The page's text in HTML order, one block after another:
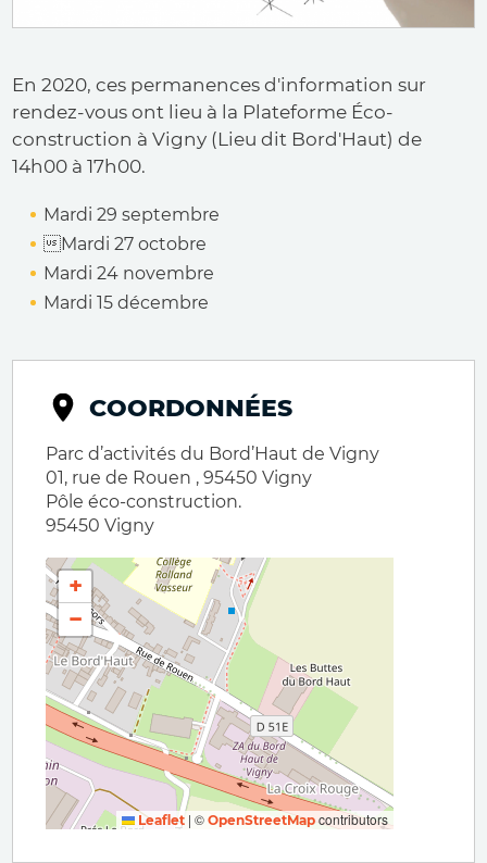
En 2020, ces permanences d'information sur
rendez-vous ont lieu à la Plateforme Éco-
construction à Vigny (Lieu dit Bord'Haut) de
14h00 à 17h00.
Mardi 29 septembre
Mardi 27 octobre
Mardi 24 novembre
Mardi 15 décembre
COORDONNÉES
Parc d’activités du Bord’Haut de Vigny
01, rue de Rouen , 95450 Vigny
Pôle éco-construction.
95450 Vigny
+
−
Leaflet | ©OpenStreetMapcontributors